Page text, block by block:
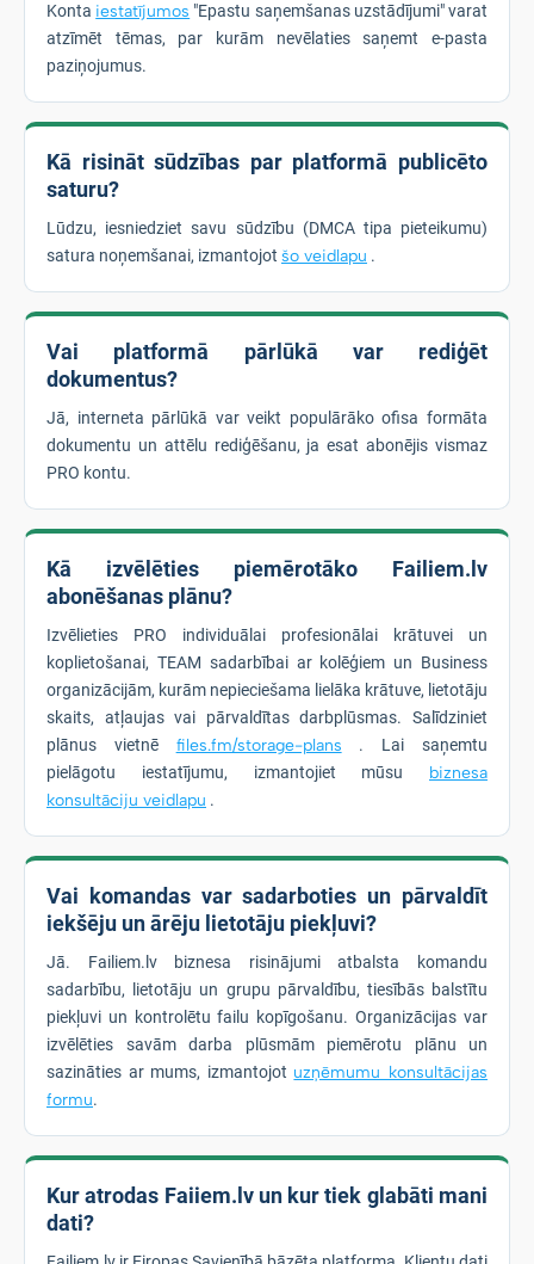
Konta iestatījumos "Epastu saņemšanas uzstādījumi" varat
atzīmēt tēmas, par kurām nevēlaties saņemt e-pasta
paziņojumus.
Kā risināt sūdzības par platformā publicēto
saturu?
Lūdzu, iesniedziet savu sūdzību (DMCA tipa pieteikumu)
satura noņemšanai, izmantojot šo veidlapu .
Vai platformā pārlūkā var rediģēt
dokumentus?
Jā, interneta pārlūkā var veikt populārāko ofisa formāta
dokumentu un attēlu rediģēšanu, ja esat abonējis vismaz
PRO kontu.
Kā izvēlēties piemērotāko Failiem.lv
abonēšanas plānu?
Izvēlieties PRO individuālai profesionālai krātuvei un
koplietošanai, TEAM sadarbībai ar kolēģiem un Business
organizācijām, kurām nepieciešama lielāka krātuve, lietotāju
skaits, atļaujas vai pārvaldītas darbplūsmas. Salīdziniet
plānus vietnē files.fm/storage-plans . Lai saņemtu
pielāgotu iestatījumu, izmantojiet mūsu biznesa
konsultāciju veidlapu .
Vai komandas var sadarboties un pārvaldīt
iekšēju un ārēju lietotāju piekļuvi?
Jā. Failiem.lv biznesa risinājumi atbalsta komandu
sadarbību, lietotāju un grupu pārvaldību, tiesībās balstītu
piekļuvi un kontrolētu failu kopīgošanu. Organizācijas var
izvēlēties savām darba plūsmām piemērotu plānu un
sazināties ar mums, izmantojot uzņēmumu konsultācijas
formu.
Kur atrodas Faiiem.lv un kur tiek glabāti mani
dati?